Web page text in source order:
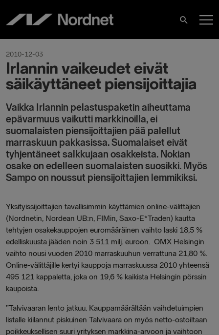
innehåll
Sök
2010-12-03
Irlannin vaikeudet eivät
säikäyttäneet piensijoittajia
Vaikka Irlannin pelastuspaketin aiheuttama
epävarmuus vaikutti markkinoilla, ei
suomalaisten piensijoittajien pää palellut
marraskuun pakkasissa. Suomalaiset eivät
tyhjentäneet salkkujaan osakkeista. Nokian
osake on edelleen suomalaisten suosikki. Myös
Sampo on noussut piensijoittajien lemmikiksi.
Yksityissijoittajien tavallisimmin käyttämien online-välittäjien
(Nordnetin, Nordean UB:n, FIMin, Saxo-E*Traden) kautta
tehtyjen osakekauppojen euromääräinen vaihto laski 18,5 %
edelliskuusta jääden noin 3 511 milj. euroon. OMX Helsingin
vaihto nousi vuoden 2010 marraskuuhun verrattuna 21,80 %.
Online-välittäjille kertyi kauppoja marraskuussa 2010 yhteensä
495 121 kappaletta, joka on 19,6 % kaikista Helsingin pörssin
kaupoista.
”Talvivaaran lento jatkuu. Kauppamäärältään vaihdetuimpien
listalle kiilannut piskuinen Talvivaara on myös netto-ostoiltaan
poikkeuksellisen suuri yrityksen markkina-arvoon ja vaihtoon